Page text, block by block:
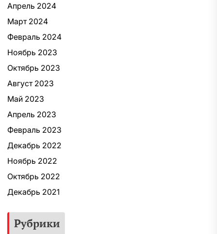
Апрель 2024
Март 2024
Февраль 2024
Ноябрь 2023
Октябрь 2023
Август 2023
Май 2023
Апрель 2023
Февраль 2023
Декабрь 2022
Ноябрь 2022
Октябрь 2022
Декабрь 2021
Рубрики